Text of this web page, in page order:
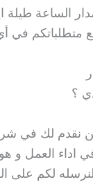
الساعة طيلة
متطلباتكم في
؟
نقدم لك في
في اداء العمل
لكم على